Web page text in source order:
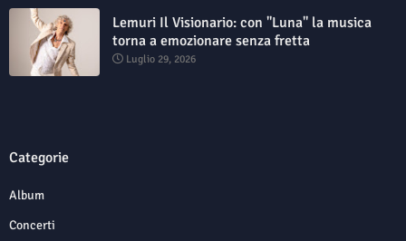
Lemuri Il Visionario: con "Luna" la musica
torna a emozionare senza fretta
Luglio 29, 2026
Categorie
Album
Concerti